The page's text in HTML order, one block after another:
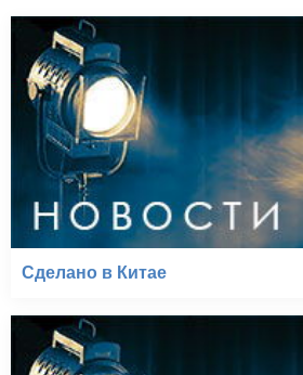
Сделано в Китае